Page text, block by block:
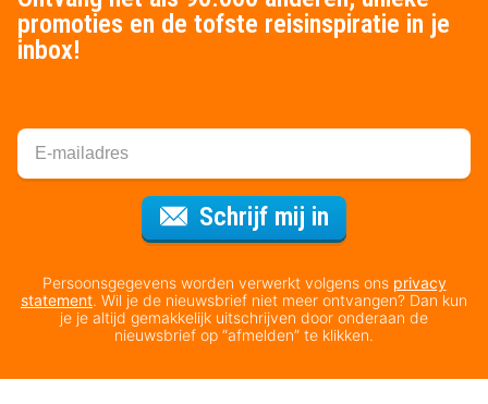
promoties en de tofste reisinspiratie in je
inbox!
Schrijf mij in
Persoonsgegevens worden verwerkt volgens ons privacy
statement. Wil je de nieuwsbrief niet meer ontvangen? Dan kun
je je altijd gemakkelijk uitschrijven door onderaan de
nieuwsbrief op “afmelden” te klikken.